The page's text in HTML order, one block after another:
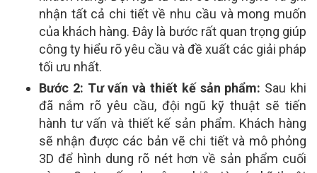
nhận tất cả chi tiết về nhu cầu và mong muốn
của khách hàng. Đây là bước rất quan trọng giúp
công ty hiểu rõ yêu cầu và đề xuất các giải pháp
tối ưu nhất.
Bước 2: Tư vấn và thiết kế sản phẩm: Sau khi
đã nắm rõ yêu cầu, đội ngũ kỹ thuật sẽ tiến
hành tư vấn và thiết kế sản phẩm. Khách hàng
sẽ nhận được các bản vẽ chi tiết và mô phỏng
3D để hình dung rõ nét hơn về sản phẩm cuối